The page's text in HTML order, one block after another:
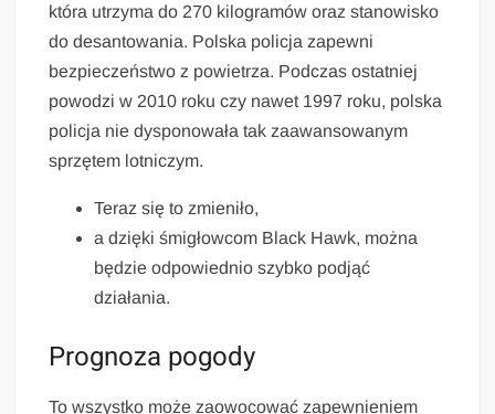
która utrzyma do 270 kilogramów oraz stanowisko
do desantowania. Polska policja zapewni
bezpieczeństwo z powietrza. Podczas ostatniej
powodzi w 2010 roku czy nawet 1997 roku, polska
policja nie dysponowała tak zaawansowanym
sprzętem lotniczym.
Teraz się to zmieniło,
a dzięki śmigłowcom Black Hawk, można
będzie odpowiednio szybko podjąć
działania.
Prognoza pogody
To wszystko może zaowocować zapewnieniem